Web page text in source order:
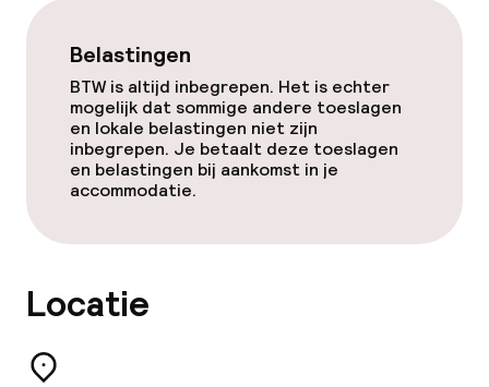
Schoonmaakvoorzieningen
Wasservice
Beleid
Overal rookvrij
Belastingen
BTW is altijd inbegrepen. Het is echter
mogelijk dat sommige andere toeslagen
en lokale belastingen niet zijn
inbegrepen. Je betaalt deze toeslagen
en belastingen bij aankomst in je
accommodatie.
Locatie